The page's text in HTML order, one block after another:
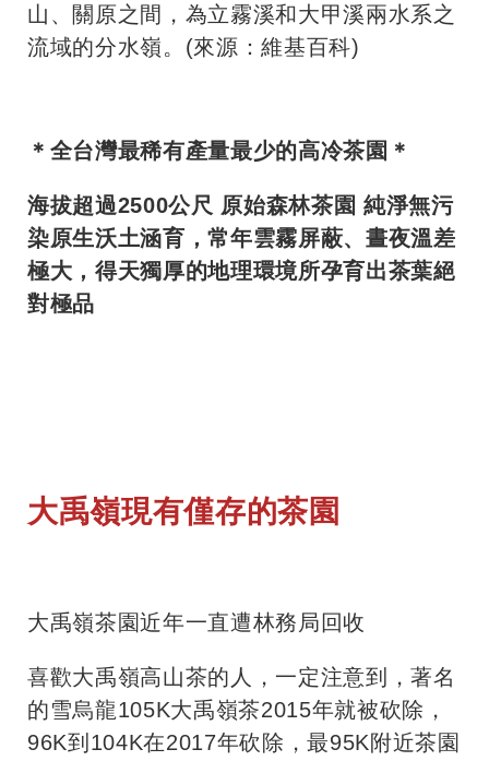
山、關原之間，為立霧溪和大甲溪兩水系之
流域的分水嶺。(來源：維基百科)
＊全台灣最稀有產量最少的高冷茶園＊
海拔超過2500公尺 原始森林茶園 純淨無污
染原生沃土涵育，常年雲霧屏蔽、晝夜溫差
極大，得天獨厚的地理環境所孕育出茶葉絕
對極品
大禹嶺現有僅存的茶園
大禹嶺茶園近年一直遭林務局回收
喜歡大禹嶺高山茶的人，一定注意到，著名
的雪烏龍105K大禹嶺茶2015年就被砍除，
96K到104K在2017年砍除，最95K附近茶園